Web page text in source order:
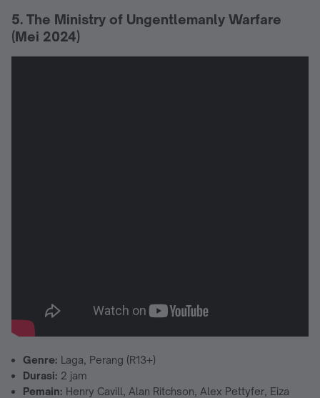
5. The Ministry of Ungentlemanly Warfare
(Mei 2024)
Genre: Laga, Perang (R13+)
Durasi: 2 jam
Pemain: Henry Cavill, Alan Ritchson, Alex Pettyfer, Eiza